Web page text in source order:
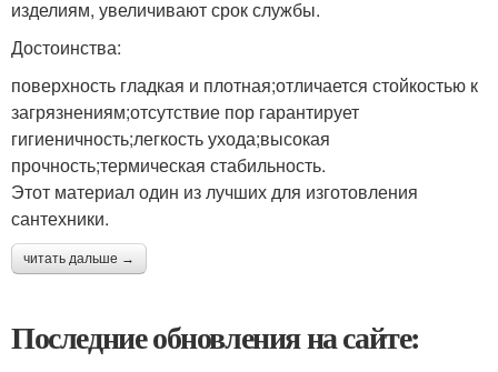
изделиям, увеличивают срок службы.
Достоинства:
поверхность гладкая и плотная;отличается стойкостью к
загрязнениям;отсутствие пор гарантирует
гигиеничность;легкость ухода;высокая
прочность;термическая стабильность.
Этот материал один из лучших для изготовления
сантехники.
читать дальше →
Последние обновления на сайте: